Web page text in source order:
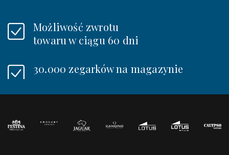
Możliwość zwrotu
towaru w ciągu 60 dni
30.000 zegarków na magazynie